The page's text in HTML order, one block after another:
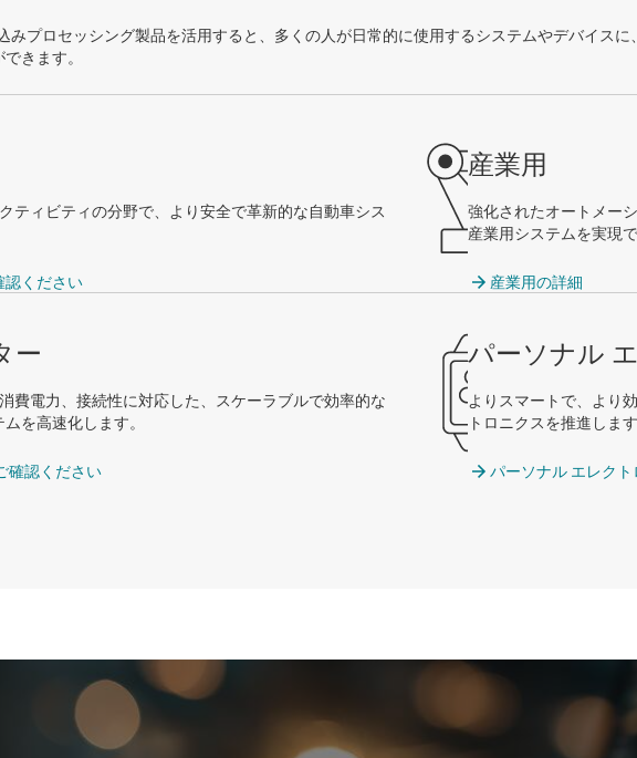
みプロセッシング製品を活用すると、多くの人が日常的に使用するシステムやデバイスに
きます。
ティビティの分野で、より安全で革新的な自動車シス
認ください
ー
費電力、接続性に対応した、スケーラブルで効率的な
を高速化します。
確認ください
産業用
強化されたオートメー
産業用システムを実現で
産業用の詳細
パーソナル
よりスマートで、より
トロニクスを推進します
パーソナル エレク